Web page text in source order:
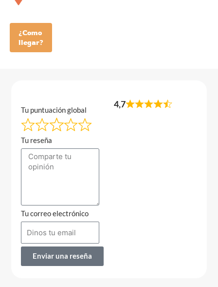
¿Como
llegar?
Tu puntuación global
Tu reseña
Tu correo electrónico
Enviar una reseña
4,7